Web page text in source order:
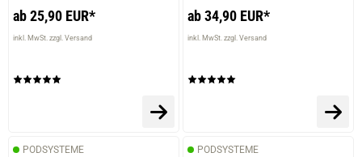
ab 25,90 EUR*
inkl. MwSt. zzgl. Versand
ab 34,90 EUR*
inkl. MwSt. zzgl. Versand
PODSYSTEME PODSYSTEME